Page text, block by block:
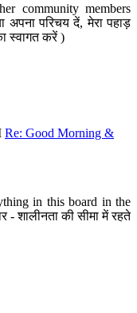
community members
अपना परिचय दें, मेरा पहाड़
स्वागत करें )
Re: Good Morning &
in this board in the
- शालीनता की सीमा में रहते